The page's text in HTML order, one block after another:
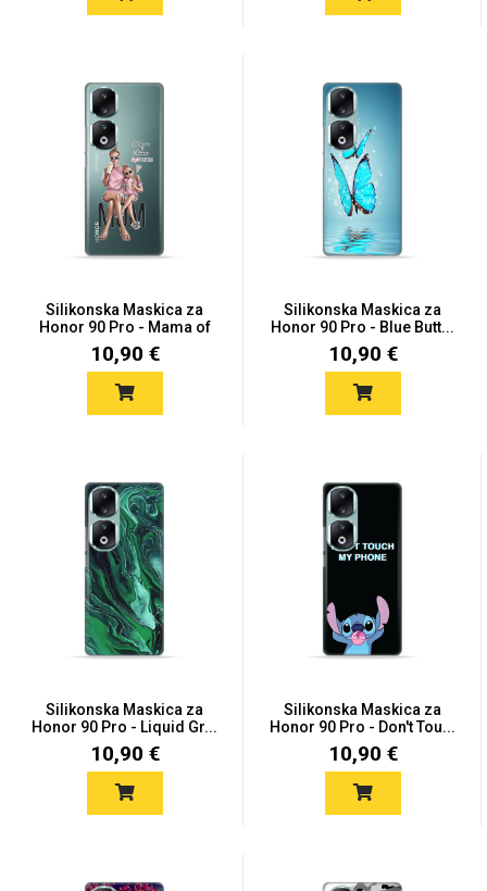
Silikonska Maskica za
Honor 90 Pro - Mama of
D...
10,90 €
Silikonska Maskica za
Honor 90 Pro - Blue Butt...
10,90 €
Silikonska Maskica za
Honor 90 Pro - Liquid Gr...
10,90 €
Silikonska Maskica za
Honor 90 Pro - Don't Tou...
10,90 €
Svijet životinja Auto - Moto motivi
Mandale / Cvjetni
MarbleMania
Gaming motivi Crtani filmovi